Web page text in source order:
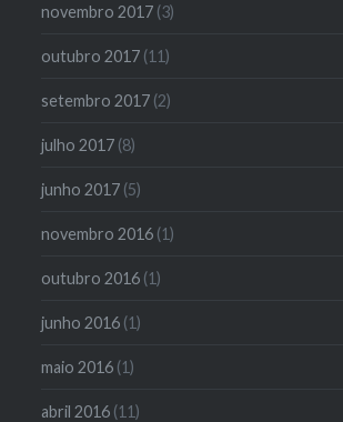
novembro 2017 (3)
outubro 2017 (11)
setembro 2017 (2)
julho 2017 (8)
junho 2017 (5)
novembro 2016 (1)
outubro 2016 (1)
junho 2016 (1)
maio 2016 (1)
abril 2016 (11)